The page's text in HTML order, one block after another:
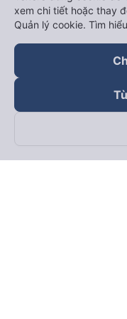
Theo dõi chúng
xem chi tiết hoặc thay
Quản lý cookie. Tìm